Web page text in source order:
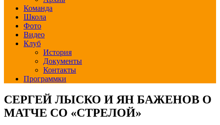
Команда
Школа
Фото
Видео
Клуб
История
Документы
Контакты
Программки
СЕРГЕЙ ЛЫСКО И ЯН БАЖЕНОВ О
МАТЧЕ СО «СТРЕЛОЙ»